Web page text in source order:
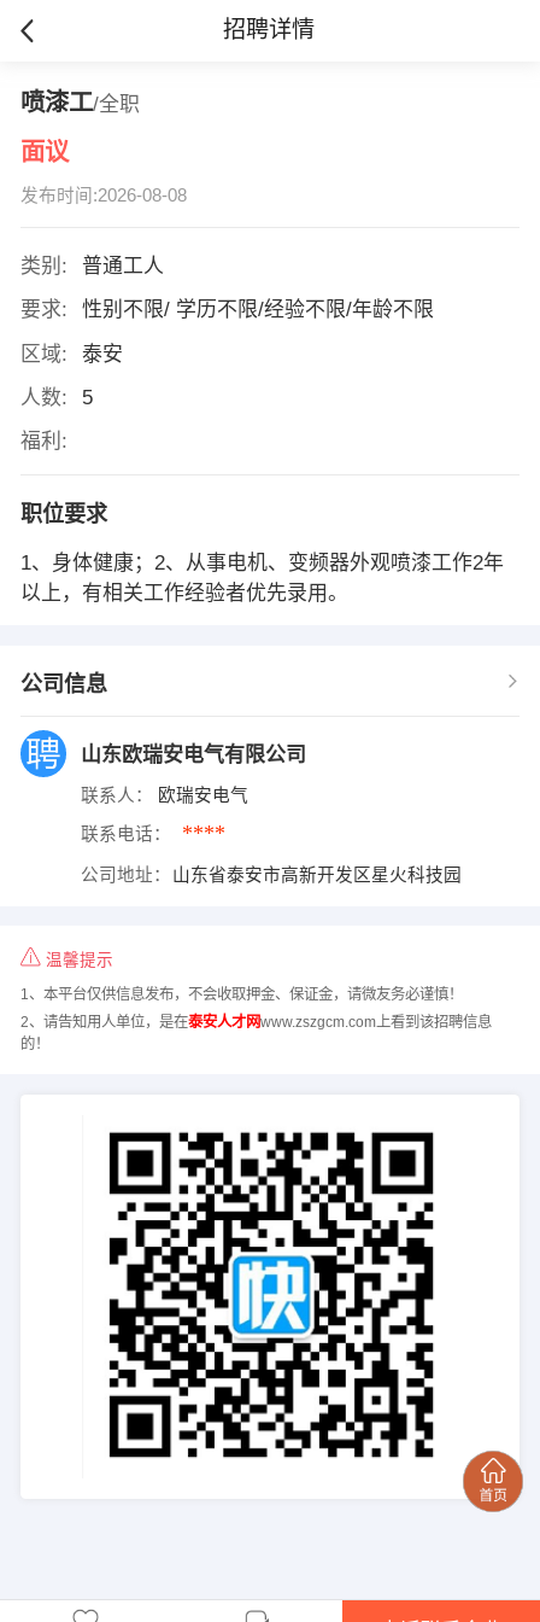
招聘详情
喷漆工/全职
面议
发布时间:2026-08-08
类别:
普通工人
要求:
性别不限/ 学历不限/经验不限/年龄不限
区域:
泰安
人数:
5
福利:
职位要求
1、身体健康；2、从事电机、变频器外观喷漆工作2年
以上，有相关工作经验者优先录用。
公司信息
山东欧瑞安电气有限公司
联系人： 欧瑞安电气
联系电话： ****
公司地址： 山东省泰安市高新开发区星火科技园
温馨提示
1、本平台仅供信息发布，不会收取押金、保证金，请微友务必谨慎！
2、请告知用人单位，是在泰安人才网www.zszgcm.com上看到该招聘信息
的！